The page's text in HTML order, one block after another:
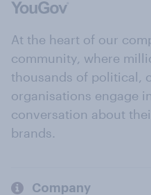
At the heart of our
community, where
thousands of political,
organisations engage
conversation about
brands.
Company